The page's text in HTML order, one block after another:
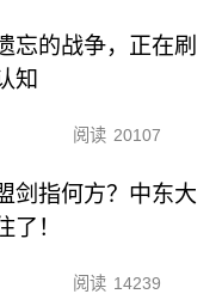
忘的战争，正在刷
知
阅读 20107
剑指何方？中东大
了！
阅读 14239